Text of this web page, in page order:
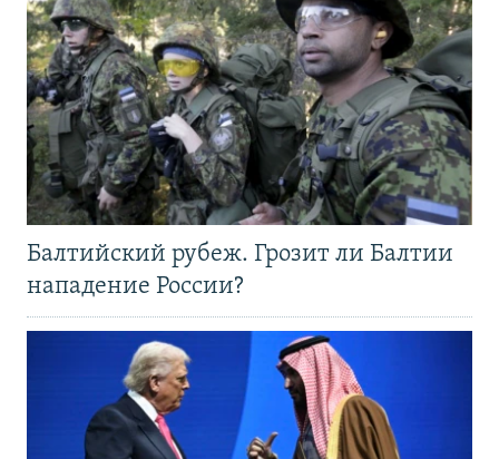
Балтийский рубеж. Грозит ли Балтии
нападение России?